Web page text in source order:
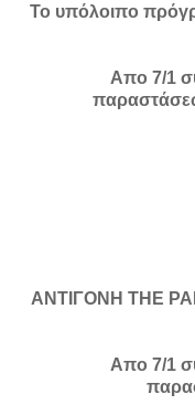
Το υπόλοιπο
Απο 7/1
ΑΝΤΙΓΟΝΗ THE
Απο 7/1